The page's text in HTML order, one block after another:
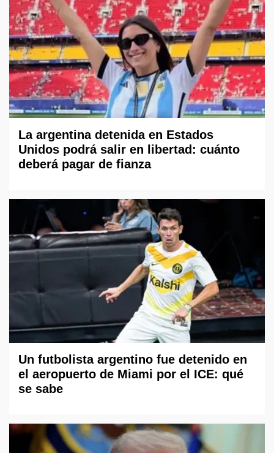
La argentina detenida en Estados
Unidos podrá salir en libertad: cuánto
deberá pagar de fianza
Un futbolista argentino fue detenido en
el aeropuerto de Miami por el ICE: qué
se sabe